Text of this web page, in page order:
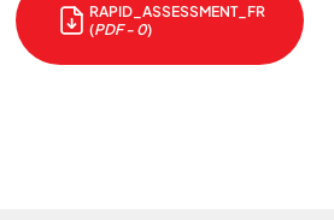
RAPID_ASSESSMENT_FR
(PDF - 0)